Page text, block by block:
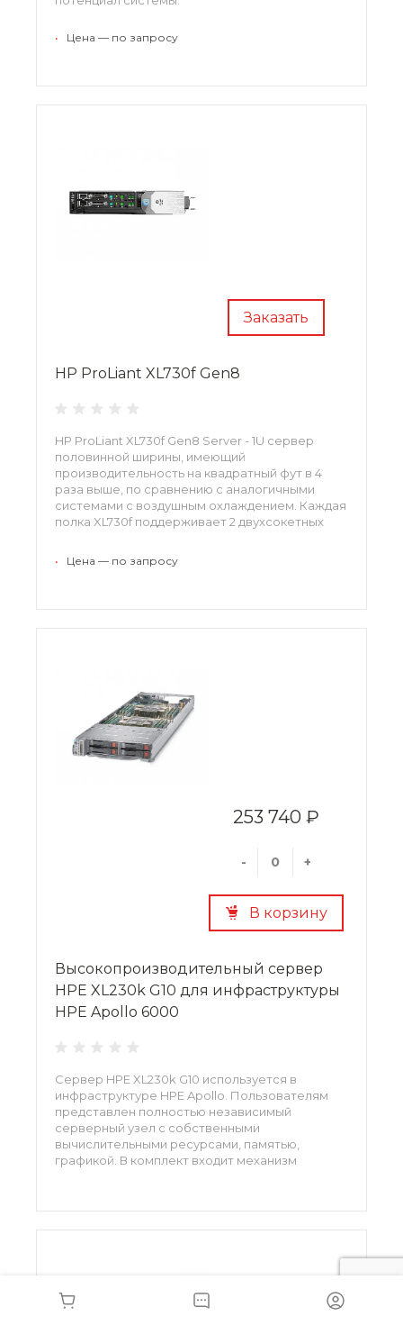
• Цена — по запросу
Заказать
HP ProLiant XL730f Gen8
HP ProLiant XL730f Gen8 Server - 1U сервер
половинной ширины, имеющий
производительность на квадратный фут в 4
раза выше, по сравнению с аналогичными
системами с воздушным охлаждением. Каждая
полка XL730f поддерживает 2 двухсокетных
• Цена — по запросу
253 740 ₽
- +
В корзину
Высокопроизводительный сервер
HPE XL230k G10 для инфраструктуры
HPE Apollo 6000
Сервер HPE XL230k G10 используется в
инфраструктуре HPE Apollo. Пользователям
представлен полностью независимый
серверный узел с собственными
вычислительными ресурсами, памятью,
графикой. В комплект входит механизм